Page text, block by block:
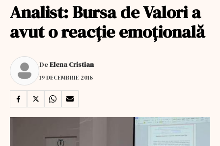
Analist: Bursa de Valori a
avut o reacție emoțională
DeElena Cristian
19 DECEMBRIE 2018